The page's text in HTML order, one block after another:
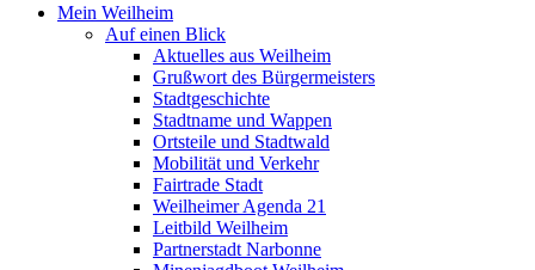
Mein Weilheim
Auf einen Blick
Aktuelles aus Weilheim
Grußwort des Bürgermeisters
Stadtgeschichte
Stadtname und Wappen
Ortsteile und Stadtwald
Mobilität und Verkehr
Fairtrade Stadt
Weilheimer Agenda 21
Leitbild Weilheim
Partnerstadt Narbonne